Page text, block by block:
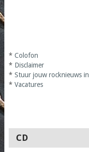
* Colofon
* Disclaimer
* Stuur jouw rocknieuws in
* Vacatures
CD